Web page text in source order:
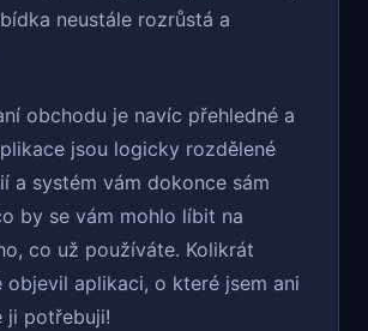
neustále rozrůstá a
obchodu je navíc přehledné a
jsou logicky rozdělené
a systém vám dokonce sám
by se vám mohlo líbit na
co už používáte. Kolikrát
objevil aplikaci, o které jsem ani
ji potřebuji!